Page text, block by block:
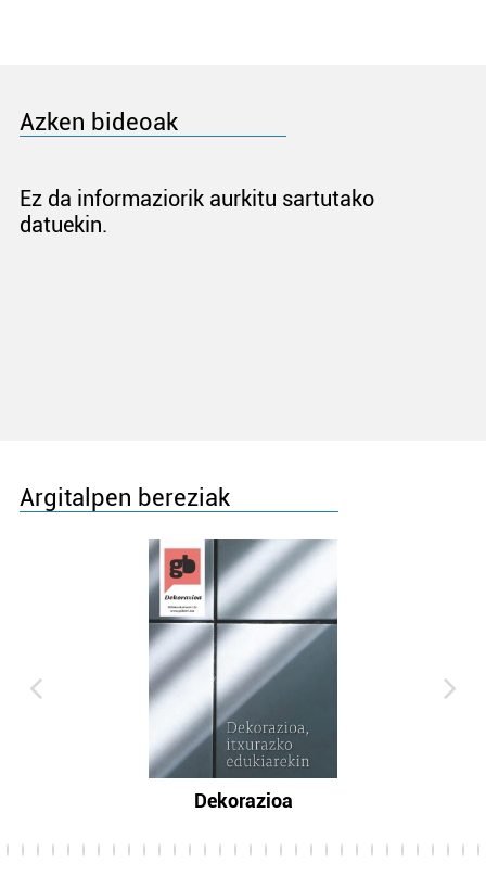
Azken bideoak
Ez da informaziorik aurkitu sartutako
datuekin.
Argitalpen bereziak
Dekorazioa